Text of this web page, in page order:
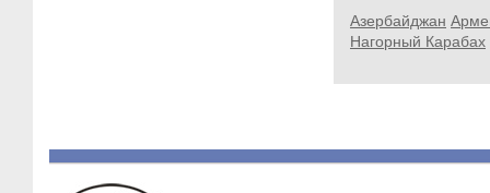
Азербайджан
Нагорный Карабах